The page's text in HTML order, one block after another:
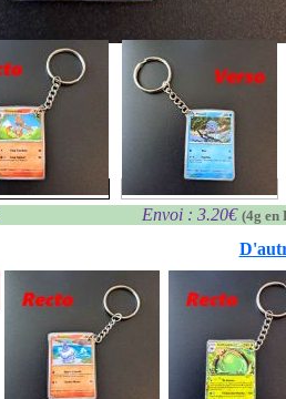
Envoi : 3.20€ (4g en